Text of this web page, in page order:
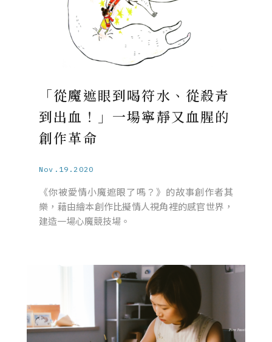
「從魔遮眼到喝符水、從殺青
到出血！」一場寧靜又血腥的
創作革命
Nov.19.2020
《你被愛情小魔遮眼了嗎？》的故事創作者其
樂，藉由繪本創作比擬情人視角裡的感官世界，
建造一場心魔競技場。